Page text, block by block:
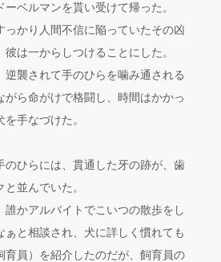
ベルマンを貰い受けて帰った。
っかり人間不信に陥っていたその凶
は一からしつけることにした。
逆襲されて手のひらを噛み通される
がら命がけで格闘し、時間はかかっ
手なづけた。
のひらには、貫通した牙の跡が、歯
並んでいた。
誰かアルバイトでこいつの散歩をし
ぁと相談され、犬に詳しく慣れても
育員）を紹介したのだが、飼育員の